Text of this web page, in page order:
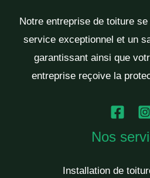
Notre entreprise de toiture
service exceptionnel et un
garantissant ainsi que
entreprise reçoive la
Nos
Installation de